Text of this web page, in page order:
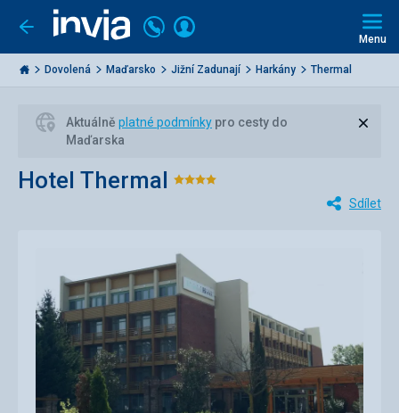
Jít
zpět
Invia.cz
Volejte
226
000
284
Přihlásit
Menu
Dovolená Maďarsko Jižní Zadunají Harkány Thermal
Aktuálně platné podmínky pro cesty do
Maďarska
Hotel Thermal Hodnocení:
Sdílet